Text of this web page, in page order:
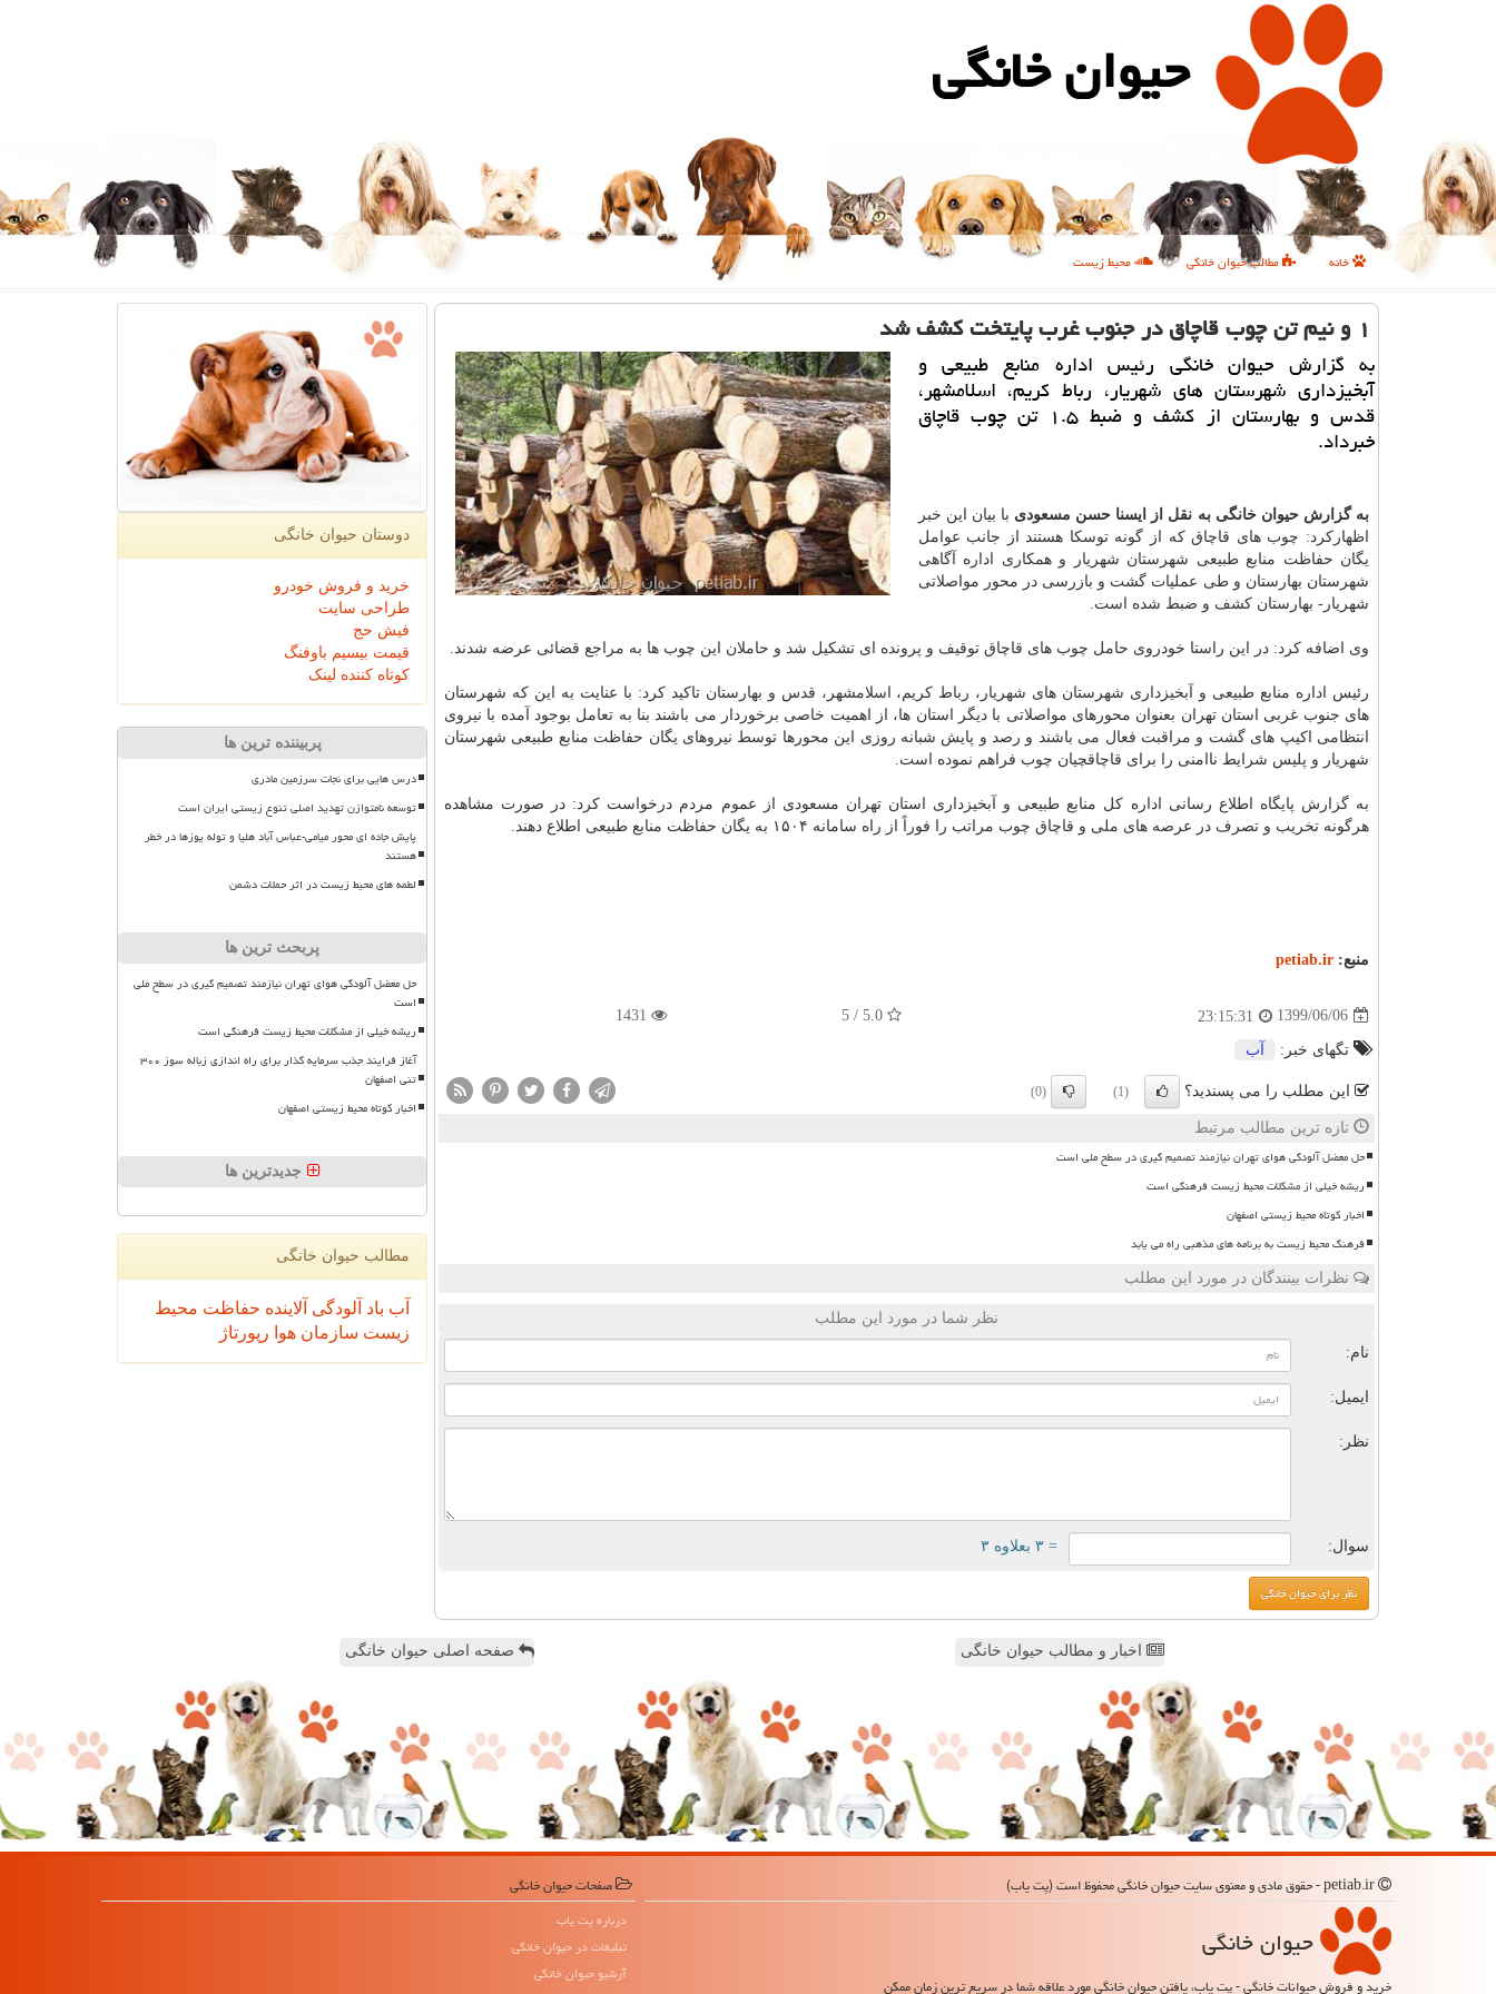
حیوان خانگی
خانه مطالب حیوان خانگی محیط زیست
۱ و نیم تن چوب قاچاق در جنوب غرب پایتخت كشف شد
به گزارش حیوان خانگی رئیس اداره منابع طبیعی و
آبخیزداری شهرستان های شهریار، رباط كریم، اسلامشهر،
قدس و بهارستان از كشف و ضبط ۱.۵ تن چوب قاچاق
خبرداد.
به گزارش حیوان خانگی به نقل از ایسنا حسن مسعودی با بیان این خبر
اظهارکرد: چوب های قاچاق که از گونه توسکا هستند از جانب عوامل
یگان حفاظت منابع طبیعی شهرستان شهریار و همکاری اداره آگاهی
شهرستان بهارستان و طی عملیات گشت و بازرسی در محور مواصلاتی
شهریار- بهارستان کشف و ضبط شده است.
وی اضافه کرد: در این راستا خودروی حامل چوب های قاچاق توقیف و پرونده ای تشکیل شد و حاملان این چوب ها به مراجع قضائی عرضه شدند.
رئیس اداره منابع طبیعی و آبخیزداری شهرستان های شهریار، رباط کریم، اسلامشهر، قدس و بهارستان تاکید کرد: با عنایت به این که شهرستان
های جنوب غربی استان تهران بعنوان محورهای مواصلاتی با دیگر استان ها، از اهمیت خاصی برخوردار می باشند بنا به تعامل بوجود آمده با نیروی
انتظامی اکیپ های گشت و مراقبت فعال می باشند و رصد و پایش شبانه روزی این محورها توسط نیروهای یگان حفاظت منابع طبیعی شهرستان
شهریار و پلیس شرایط ناامنی را برای قاچاقچیان چوب فراهم نموده است.
به گزارش پایگاه اطلاع رسانی اداره کل منابع طبیعی و آبخیزداری استان تهران مسعودی از عموم مردم درخواست کرد: در صورت مشاهده
هرگونه تخریب و تصرف در عرصه های ملی و قاچاق چوب مراتب را فوراً از راه سامانه ۱۵۰۴ به یگان حفاظت منابع طبیعی اطلاع دهند.
منبع: petiab.ir
1399/06/06
23:15:31
5.0 / 5
1431
تگهای خبر: آب
این مطلب را می پسندید؟ (1)
(0)
تازه ترین مطالب مرتبط
حل معضل آلودگی هوای تهران نیازمند تصمیم گیری در سطح ملی است
ریشه خیلی از مشکلات محیط زیست فرهنگی است
اخبار کوتاه محیط زیستی اصفهان
فرهنگ محیط زیست به برنامه های مذهبی راه می یابد
نظرات بینندگان در مورد این مطلب
نظر شما در مورد این مطلب
نام:
ایمیل:
نظر:
سوال: = ۳ بعلاوه ۳
دوستان حیوان خانگی
خرید و فروش خودرو
طراحی سایت
فیش حج
قیمت بیسیم باوفنگ
کوتاه کننده لینک
پربیننده ترین ها
درس هایی برای نجات سرزمین مادری
توسعه نامتوازن تهدید اصلی تنوع زیستی ایران است
پایش جاده ای محور میامی-عباس آباد هلیا و توله یوزها در خطر
هستند
لطمه های محیط زیست در اثر حملات دشمن
پربحث ترین ها
حل معضل آلودگی هوای تهران نیازمند تصمیم گیری در سطح ملی
است
ریشه خیلی از مشکلات محیط زیست فرهنگی است
آغاز فرایند جذب سرمایه گذار برای راه اندازی زباله سوز ۳۰۰
تنی اصفهان
اخبار کوتاه محیط زیستی اصفهان
جدیدترین ها
مطالب حیوان خانگی
آب باد آلودگی آلاینده حفاظت محیط
زیست سازمان هوا رپورتاژ
اخبار و مطالب حیوان خانگی صفحه اصلی حیوان خانگی
حیوان خانگی
خرید و فروش حیوانات خانگی - پت یاب، یافتن حیوان خانگی مورد علاقه شما در سریع ترین زمان ممکن
صفحات حیوان خانگی
درباره پت یاب
تبلیغات در حیوان خانگی
آرشیو حیوان خانگی